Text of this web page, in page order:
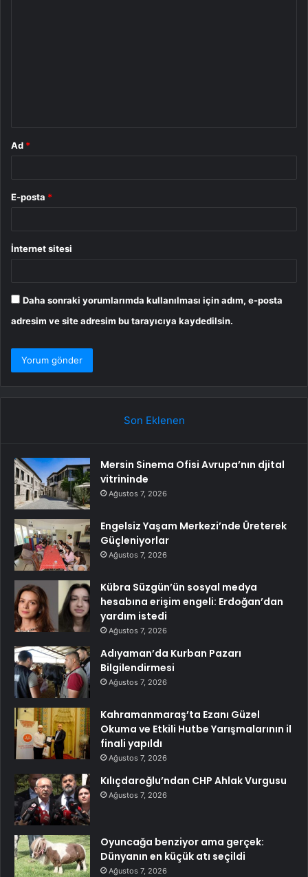
Ad *
E-posta *
İnternet sitesi
Daha sonraki yorumlarımda kullanılması için adım, e-posta
adresim ve site adresim bu tarayıcıya kaydedilsin.
Son Eklenen
Mersin Sinema Ofisi Avrupa’nın djital
vitrininde
Ağustos 7, 2026
Engelsiz Yaşam Merkezi’nde Üreterek
Güçleniyorlar
Ağustos 7, 2026
Kübra Süzgün’ün sosyal medya
hesabına erişim engeli: Erdoğan’dan
yardım istedi
Ağustos 7, 2026
Adıyaman’da Kurban Pazarı
Bilgilendirmesi
Ağustos 7, 2026
Kahramanmaraş’ta Ezanı Güzel
Okuma ve Etkili Hutbe Yarışmalarının il
finali yapıldı
Ağustos 7, 2026
Kılıçdaroğlu’ndan CHP Ahlak Vurgusu
Ağustos 7, 2026
Oyuncağa benziyor ama gerçek:
Dünyanın en küçük atı seçildi
Ağustos 7, 2026